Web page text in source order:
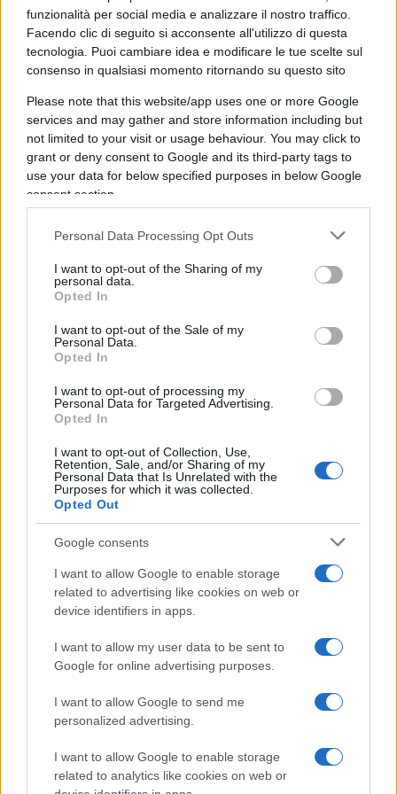
funzionalità per social media e analizzare il nostro traffico.
Facendo clic di seguito si acconsente all'utilizzo di questa
tecnologia. Puoi cambiare idea e modificare le tue scelte sul
consenso in qualsiasi momento ritornando su questo sito
Please note that this website/app uses one or more Google
services and may gather and store information including but
not limited to your visit or usage behaviour. You may click to
grant or deny consent to Google and its third-party tags to
use your data for below specified purposes in below Google
consent section.
Personal Data Processing Opt Outs
I want to opt-out of the Sharing of my
personal data.
Opted In
I want to opt-out of the Sale of my
Personal Data.
Opted In
I want to opt-out of processing my
Personal Data for Targeted Advertising.
Opted In
I want to opt-out of Collection, Use,
Retention, Sale, and/or Sharing of my
Personal Data that Is Unrelated with the
Purposes for which it was collected.
Opted Out
Google consents
I want to allow Google to enable storage
related to advertising like cookies on web or
device identifiers in apps.
I want to allow my user data to be sent to
Google for online advertising purposes.
I want to allow Google to send me
personalized advertising.
I want to allow Google to enable storage
related to analytics like cookies on web or
Moratti”, si disegnava un sorriso sarcastico sul
viso: “Figurati se la leggono”. Invece si
sbagliavano, e io ne ero certo. Infatti, dopo tre
giorni, il 9 agosto,ho ricevuto la riposta,
cortese, efficiente nei tempi, a mio parere
rassegnata nella sostanza.
“Gentile Dott. Gregoretti,
Sua tessera sanitaria è ancora valida (ovviamente
si tratta di quella emessa in sostituzione della
vecchia scaduta nel 2019 ndr ), scade nel 2024 e Le
è stata spedita al seguente indirizzo: (l’indirizzo
sbagliato dove non sono mai stato residente).
L’indirizzo è ancora valido e se fosse riemessa una
nuova tessera verrebbe spedita sempre in
come indirizzo di residenza presso l’Agenzia delle
Entrate e noi non possiamo modificarlo in nessun
modo. Se l’indirizzo non fosse corretto, deve
cortesemente recarsi presso l’Agenzia delle
Entrate e attivare le procedure per la correzione e
quindi potremo procedere con l’emissione della
tessera corretta. Cordiali saluti. La Segreteria”
Lo staff di Letizia Moratti è stato, rapido e
disponibile. E non credo soltanto perché sono un
picche). Segno che all’ex sindaco di Milano
interessi davvero l’approccio semplificato e